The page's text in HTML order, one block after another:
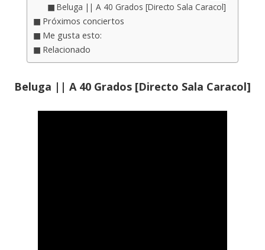
Beluga || A 40 Grados [Directo Sala Caracol]
Próximos conciertos
Me gusta esto:
Relacionado
Beluga || A 40 Grados [Directo Sala Caracol]